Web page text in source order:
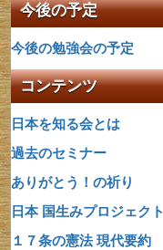
今後の予定
今後の勉強会の予定
コンテンツ
日本を知る会とは
過去のセミナー
ありがとう！の祈り
日本 国生みプロジェクト
１７条の憲法 現代要約